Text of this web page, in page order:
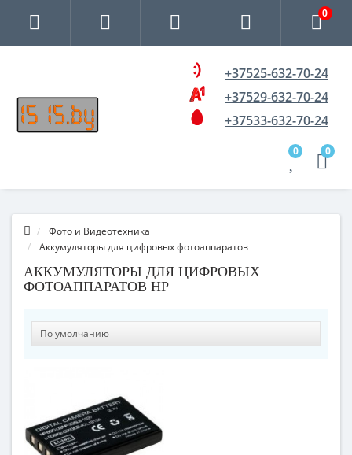
0
+37525-632-70-24
+37529-632-70-24
+37533-632-70-24
0 0
Фото и Видеотехника
Аккумуляторы для цифровых фотоаппаратов
АККУМУЛЯТОРЫ ДЛЯ ЦИФРОВЫХ
ФОТОАППАРАТОВ HP